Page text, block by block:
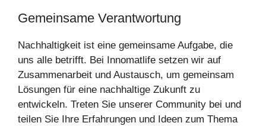
Gemeinsame Verantwortung
Nachhaltigkeit ist eine gemeinsame Aufgabe, die
uns alle betrifft. Bei Innomatlife setzen wir auf
Zusammenarbeit und Austausch, um gemeinsam
Lösungen für eine nachhaltige Zukunft zu
entwickeln. Treten Sie unserer Community bei und
teilen Sie Ihre Erfahrungen und Ideen zum Thema